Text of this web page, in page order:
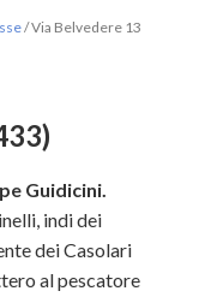
/Via Belvedere 13
Guidicini.
indi dei
dei Casolari
al pescatore